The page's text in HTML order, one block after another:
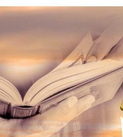
Koran leren memoriseren
99 Schone Namen van Allah
Lijst met islamitische termen
Stichting Tawfiq
Privacyverklaring
Algemene
Vakanties Tawfiq
2026